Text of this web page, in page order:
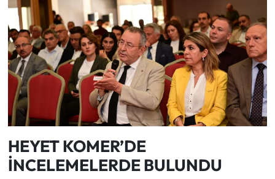
HEYET KOMER’DE
İNCELEMELERDE BULUNDU